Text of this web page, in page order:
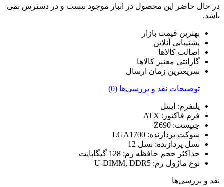
در حال حاضر این محصول در انبار موجود نیست و در دسترس نمی
باشد.
بهترین قیمت بازار
پشتیبانی آنلاین
اصالت کالاها
گارانتی معتبر کالاها
سریعترین زمان ارسال
توضیحات نقد و بررسی‌ها (0)
پلتفرم: اینتل
فرم فاکتور: ATX
چیپست: Z690
سوکت پردازنده: LGA1700
نسل پردازنده: نسل 12
حداکثر حجم حافظه رم: 128 گیگابایت
نوع ماژول رم: U-DIMM, DDR5
نقد و بررسی‌ها